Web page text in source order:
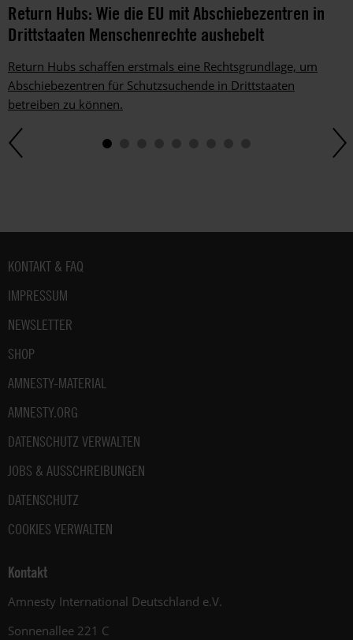
Return Hubs: Wie die EU mit Abschiebezentren in
Drittstaaten Menschenrechte aushebelt
Return Hubs schaffen erstmals eine Rechtsgrundlage, um
Abschiebezentren für Schutzsuchende in Drittstaaten
betreiben zu können.
Fußbereich
KONTAKT & FAQ
IMPRESSUM
NEWSLETTER
SHOP
AMNESTY-MATERIAL
AMNESTY.ORG
DATENSCHUTZ VERWALTEN
JOBS & AUSSCHREIBUNGEN
DATENSCHUTZ
COOKIES VERWALTEN
Kontakt
Amnesty International Deutschland e.V.
Sonnenallee 221 C